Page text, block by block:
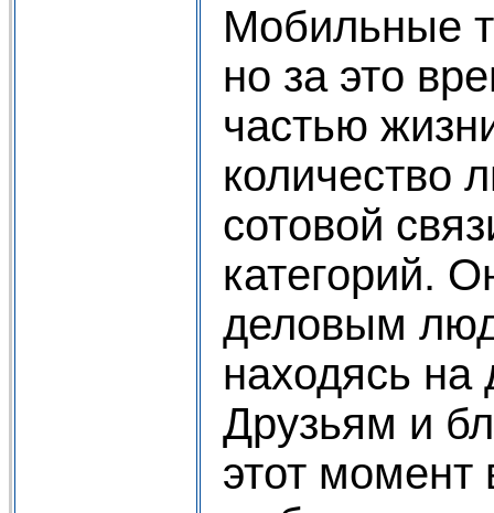
Мобильные
но за это
частью
количество
сотовой
категорий.
деловым
находясь на
Друзьям и
этот